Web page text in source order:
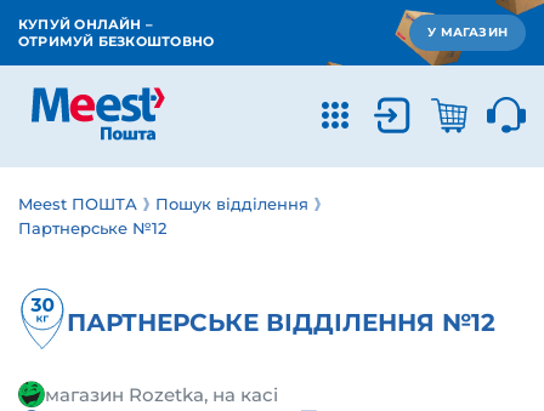
КУПУЙ ОНЛАЙН –
ОТРИМУЙ БЕЗКОШТОВНО
У МАГАЗИН
Meest ПОШТА
Пошук відділення
Партнерське №12
ПАРТНЕРСЬКЕ ВІДДІЛЕННЯ №12
магазин Rozetka, на касі